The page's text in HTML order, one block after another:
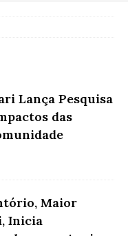
Lança Pesquisa
das
Maior
Inicia